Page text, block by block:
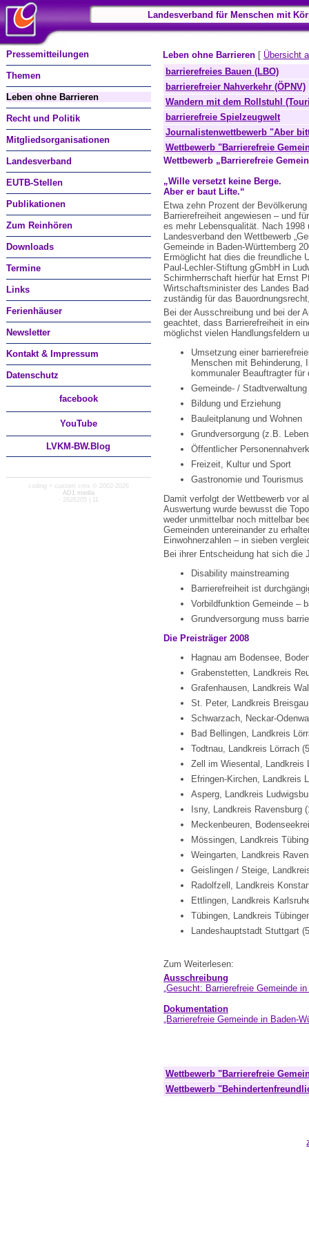
Landesverband für Menschen mit
Pressemitteilungen
Themen
Leben ohne Barrieren
Recht und Politik
Mitgliedsorganisationen
Landesverband
EUTB-Stellen
Publikationen
Zum Reinhören
Downloads
Termine
Links
Ferienhäuser
Newsletter
Kontakt & Impressum
Datenschutz
facebook
YouTube
LVKM-BW.Blog
coding + custom cms © 2002-2026
AD1 media
· 2626205 | 11
Leben ohne Barrieren [ Übersicht
barrierefreies Bauen (LBO)
barrierefreier Nahverkehr (ÖPNV)
Wandern mit dem Rollstuhl
barrierefreie Spielzeugwelt
Journalistenwettbewerb "Aber
Wettbewerb "Barrierefreie
Wettbewerb „Barrierefreie
„Wille versetzt keine Berge.
Aber er baut Lifte.“
Etwa zehn Prozent der
Barrierefreiheit angewiesen – und
es mehr Lebensqualität. Nach 1998
Landesverband den Wettbewerb
Gemeinde in Baden-Württemberg
Ermöglicht hat dies die freundliche
Paul-Lechler-Stiftung gGmbH in
Schirmherrschaft hierfür hat Ernst
Wirtschaftsminister des Landes
zuständig für das
Bei der Ausschreibung und bei der
geachtet, dass Barrierefreiheit in
möglichst vielen Handlungsfeldern
Umsetzung einer
Menschen mit Behinderung,
kommunaler Beauftragter
Gemeinde- / Stadtverwaltung
Bildung und Erziehung
Bauleitplanung und Wohnen
Grundversorgung (z.B.
Öffentlicher
Freizeit, Kultur und Sport
Gastronomie und Tourismus
Damit verfolgt der Wettbewerb vor
Auswertung wurde bewusst die
weder unmittelbar noch mittelbar
Gemeinden untereinander zu
Einwohnerzahlen – in sieben
Bei ihrer Entscheidung hat sich die
Disability mainstreaming
Barrierefreiheit ist
Vorbildfunktion Gemeinde –
Grundversorgung muss
Die Preisträger 2008
Hagnau am Bodensee,
Grabenstetten, Landkreis
Grafenhausen, Landkreis
St. Peter, Landkreis
Schwarzach, Neckar-
Bad Bellingen, Landkreis
Todtnau, Landkreis Lörrach
Zell im Wiesental, Landkreis
Efringen-Kirchen, Landkreis
Asperg, Landkreis
Isny, Landkreis Ravensburg
Meckenbeuren,
Mössingen, Landkreis
Weingarten, Landkreis
Geislingen / Steige,
Radolfzell, Landkreis
Ettlingen, Landkreis
Tübingen, Landkreis
Landeshauptstadt Stuttgart
Zum Weiterlesen:
Ausschreibung
„Gesucht: Barrierefreie Gemeinde
Dokumentation
„Barrierefreie Gemeinde in Baden-
Wettbewerb "Barrierefreie
Wettbewerb